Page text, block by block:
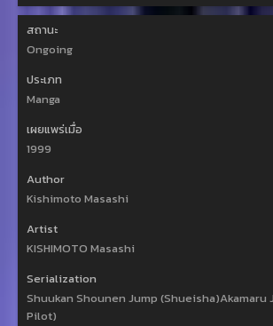
สถานะ
Ongoing
ประเภท
Manga
เผยแพร่เมื่อ
1999
Author
Kishimoto Masashi
Artist
KISHIMOTO Masashi
Serialization
Shuukan Shounen Jump (Shueisha)Akamaru
Pilot)